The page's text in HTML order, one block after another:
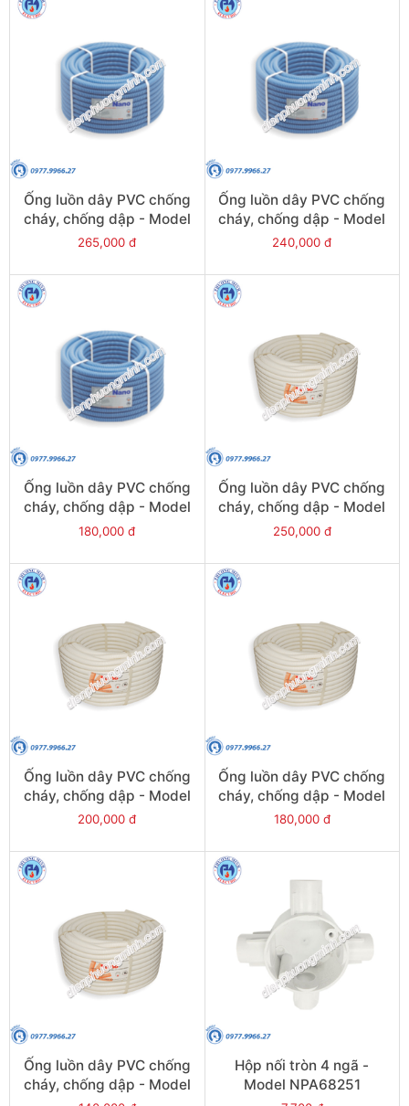
Ống luồn dây PVC chống
cháy, chống dập - Model
FRG25GS
265,000 đ
Ống luồn dây PVC chống
cháy, chống dập - Model
FRG20G
240,000 đ
Ống luồn dây PVC chống
cháy, chống dập - Model
FRG16G
180,000 đ
Ống luồn dây PVC chống
cháy, chống dập - Model
FRG32W
250,000 đ
Ống luồn dây PVC chống
cháy, chống dập - Model
FRG25W
200,000 đ
Ống luồn dây PVC chống
cháy, chống dập - Model
FRG20W
180,000 đ
Ống luồn dây PVC chống
cháy, chống dập - Model
Hộp nối tròn 4 ngã -
Model NPA68251